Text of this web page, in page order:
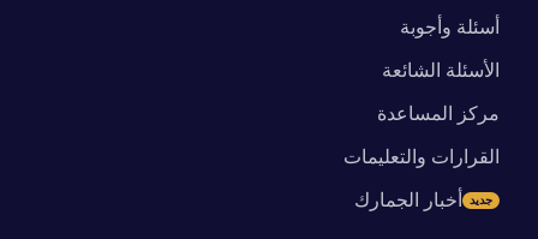
أسئلة وأجوبة
الأسئلة الشائعة
مركز المساعدة
القرارات والتعليمات
أخبار الجمارك جديد